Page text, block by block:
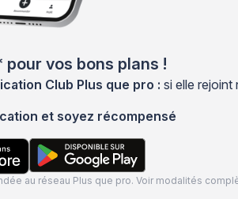
vos bons plans !
Club Plus que pro : si elle
et soyez récompensé
au réseau Plus que pro. Voir modalités